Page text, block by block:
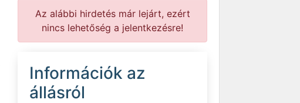
Az alábbi hirdetés már lejárt, ezért
nincs lehetőség a jelentkezésre!
Információk az
állásról